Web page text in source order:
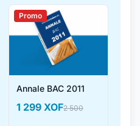
Promo
Annale BAC 2011
1 299 XOF2 500